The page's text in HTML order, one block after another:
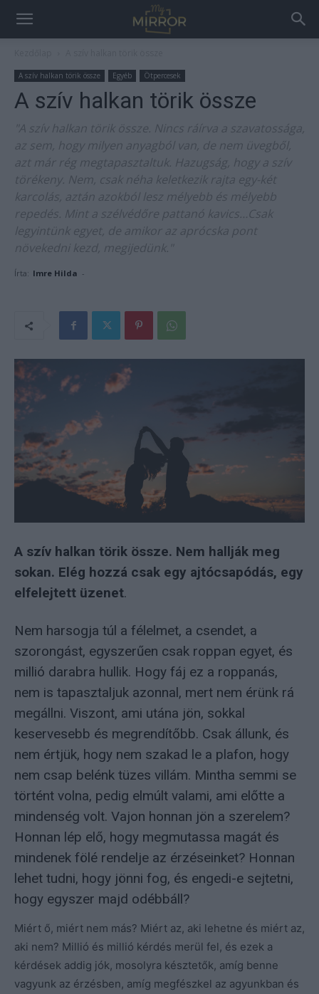
A szív halkan törik össze Egyéb Ötpercesek
A szív halkan törik össze
"A szív halkan törik össze. Nincs ráírva a szavatossága,
az sem, hogy milyen anyagból van, de nem üvegből,
azt már rég megtapasztaltuk. Hazugság, hogy a szív
törékeny. Nem, csak néha keletkezik rajta egy-két
karcolás, aztán azokból lesz mélyebb és mélyebb
repedés. Mint a szélvédőre pattanó kavics…Csak
legyintünk egyet, de amikor az aprócska pont
növekedni kezd, megijedünk."
Írta: Imre Hilda -
A szív halkan törik össze. Nem hallják meg
sokan. Elég hozzá csak egy ajtócsapódás, egy
elfelejtett üzenet.
Nem harsogja túl a félelmet, a csendet, a
szorongást, egyszerűen csak roppan egyet, és
millió darabra hullik. Hogy fáj ez a roppanás,
nem is tapasztaljuk azonnal, mert nem érünk rá
megállni. Viszont, ami utána jön, sokkal
keservesebb és megrendítőbb. Csak állunk, és
nem értjük, hogy nem szakad le a plafon, hogy
nem csap belénk tüzes villám. Mintha semmi se
történt volna, pedig elmúlt valami, ami előtte a
mindenség volt. Vajon honnan jön a szerelem?
Honnan lép elő, hogy megmutassa magát és
mindenek fölé rendelje az érzéseinket? Honnan
lehet tudni, hogy jönni fog, és engedi-e sejtetni,
hogy egyszer majd odébbáll?
Miért ő, miért nem más? Miért az, aki lehetne és miért az,
aki nem? Millió és millió kérdés merül fel, és ezek a
kérdések addig jók, mosolyra késztetők, amíg benne
vagyunk az érzésben, amíg megfészkel az agyunkban és